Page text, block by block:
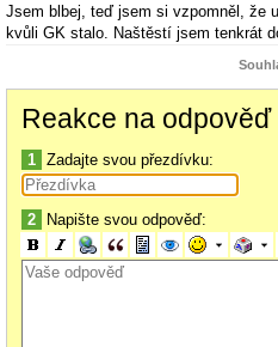
Jsem blbej, teď jsem si vzpomněl, že
kvůli GK stalo. Naštěstí jsem tenkrát
Reakce na odpověď
1 Zadajte svou přezdívku:
2 Napište svou odpověď: